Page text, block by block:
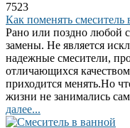
7523
Как поменять смеситель
Рано или поздно любой
замены. Не является
надежные смесители,
отличающихся
приходится менять.Но
жизни не занимались
далее...